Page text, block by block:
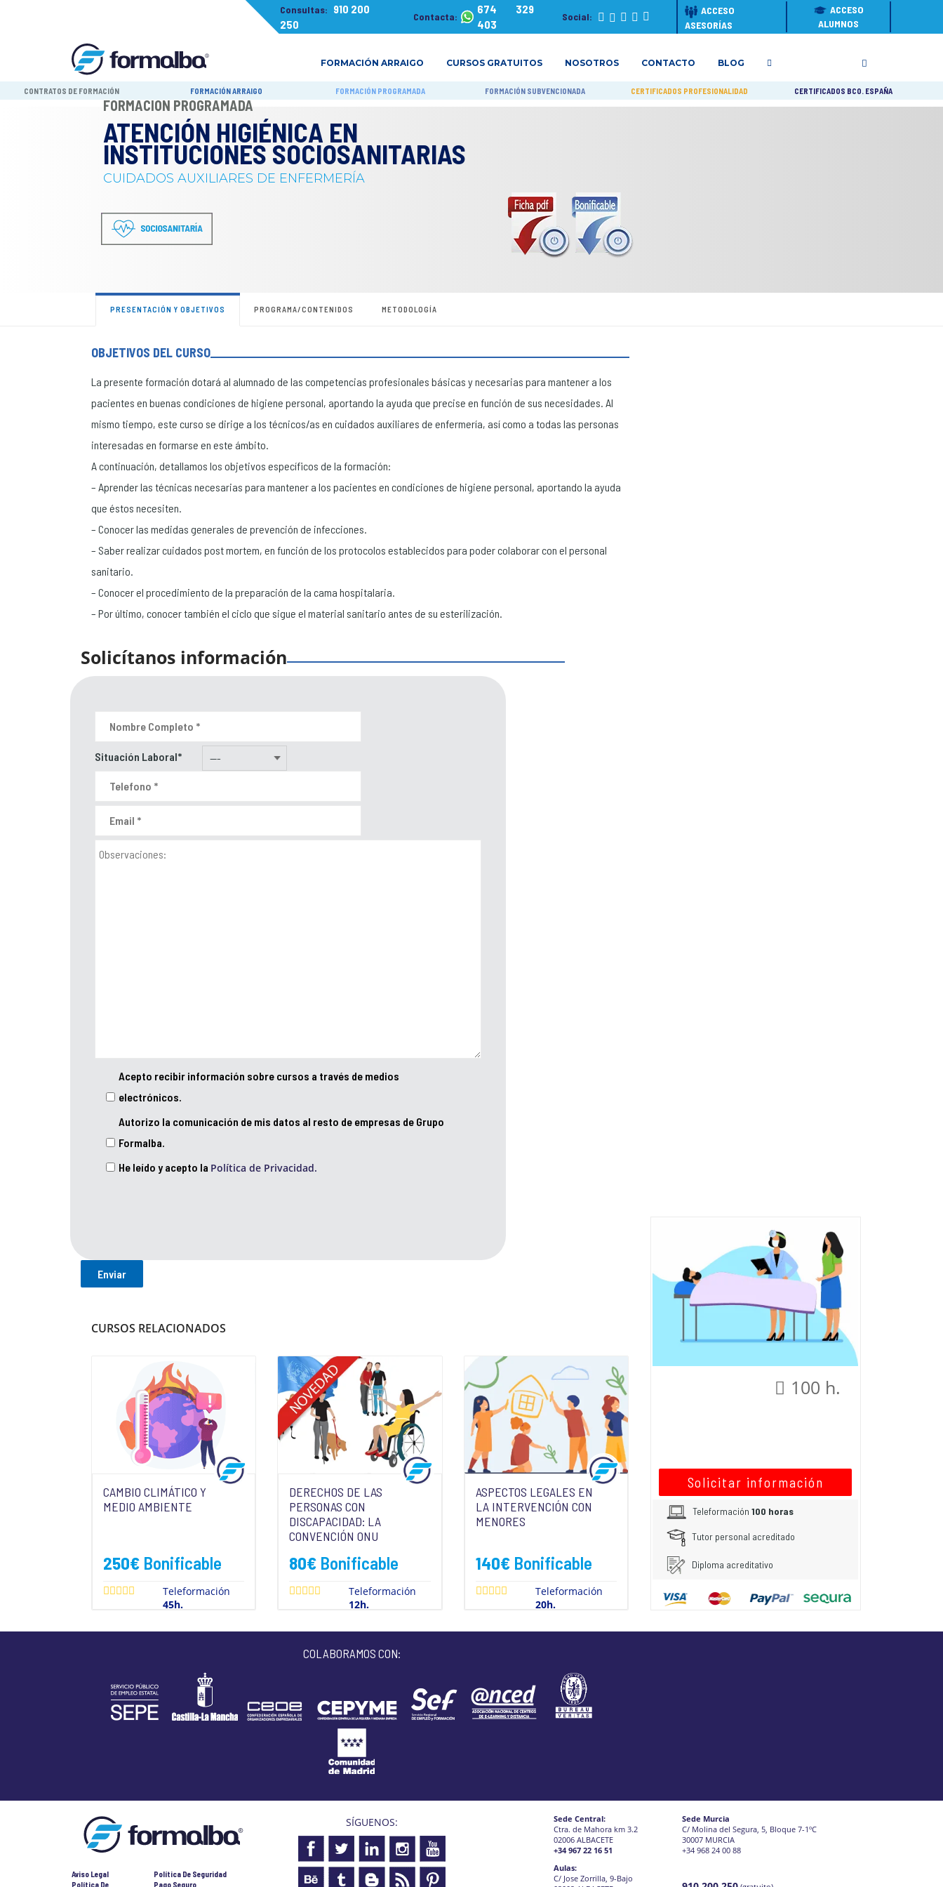
Consultas: 910 200
250
Contacta:
674 329
403
Social:
ACCESO
ASESORÍAS
ACCESO
ALUMNOS
FORMACIÓN ARRAIGO CURSOS GRATUITOS NOSOTROS CONTACTO BLOG
CONTRATOS DE FORMACIÓN FORMACIÓN ARRAIGO FORMACIÓN PROGRAMADA FORMACIÓN SUBVENCIONADA CERTIFICADOS PROFESIONALIDAD CERTIFICADOS BCO. ESPAÑA
FORMACIÓN PROGRAMADA
ATENCIÓN HIGIÉNICA EN
INSTITUCIONES SOCIOSANITARIAS
CUIDADOS AUXILIARES DE ENFERMERÍA
PRESENTACIÓN Y OBJETIVOS PROGRAMA/CONTENIDOS METODOLOGÍA
OBJETIVOS DEL CURSO
La presente formación dotará al alumnado de las competencias profesionales básicas y necesarias para mantener a los
pacientes en buenas condiciones de higiene personal, aportando la ayuda que precise en función de sus necesidades. Al
mismo tiempo, este curso se dirige a los técnicos/as en cuidados auxiliares de enfermería, así como a todas las personas
interesadas en formarse en este ámbito.
A continuación, detallamos los objetivos específicos de la formación:
– Aprender las técnicas necesarias para mantener a los pacientes en condiciones de higiene personal, aportando la ayuda
que éstos necesiten.
– Conocer las medidas generales de prevención de infecciones.
– Saber realizar cuidados post mortem, en función de los protocolos establecidos para poder colaborar con el personal
sanitario.
– Conocer el procedimiento de la preparación de la cama hospitalaria.
– Por último, conocer también el ciclo que sigue el material sanitario antes de su esterilización.
Solicítanos información
Situación Laboral*
Acepto recibir información sobre cursos a través de medios
electrónicos.
Autorizo la comunicación de mis datos al resto de empresas de Grupo
Formalba.
He leído y acepto la Política de Privacidad.
CURSOS RELACIONADOS
CAMBIO CLIMÁTICO Y
MEDIO AMBIENTE
250€ Bonificable
Teleformación
45h.
DERECHOS DE LAS
PERSONAS CON
DISCAPACIDAD: LA
CONVENCIÓN ONU
80€ Bonificable
Teleformación
12h.
ASPECTOS LEGALES EN
LA INTERVENCIÓN CON
MENORES
140€ Bonificable
Teleformación
20h.
100 h.
Solicitar información
Teleformación100 horas
Tutor personal acreditado
Diploma acreditativo
COLABORAMOS CON:
Aviso Legal
Política De
Política De Seguridad
Pago Seguro
SÍGUENOS:
Sede Central:
Ctra. de Mahora km 3.2
02006 ALBACETE
+34 967 22 16 51
Aulas:
C/ Jose Zorrilla, 9-Bajo
Sede Murcia
C/ Molina del Segura, 5, Bloque 7-1ºC
30007 MURCIA
+34 968 24 00 88